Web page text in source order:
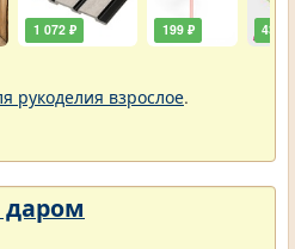
1 072 ₽ 199 ₽ 432 ₽
рукоделия взрослое.
даром